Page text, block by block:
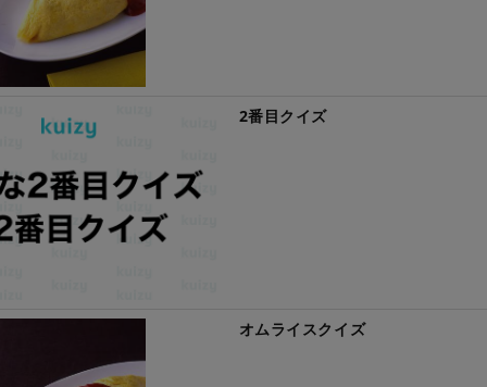
2番目クイズ
オムライスクイズ